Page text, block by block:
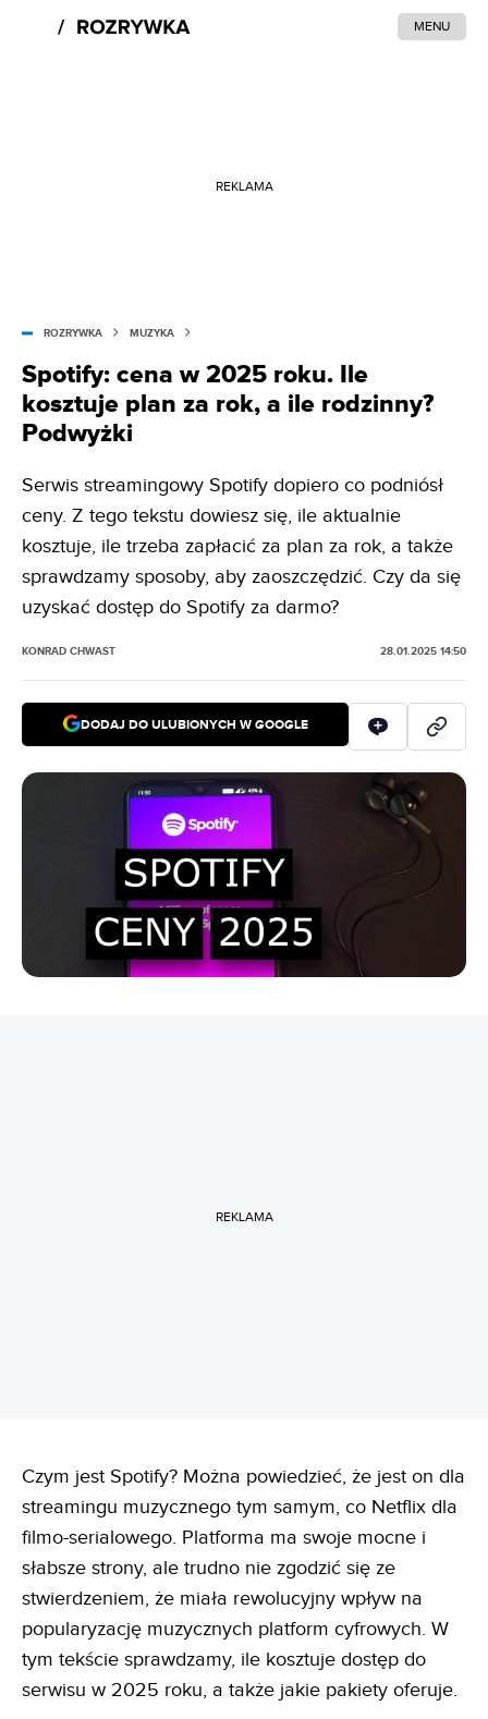
MENU
REKLAMA
ROZRYWKA MUZYKA
Spotify: cena w 2025 roku. Ile
kosztuje plan za rok, a ile rodzinny?
Podwyżki
Serwis streamingowy Spotify dopiero co podniósł
ceny. Z tego tekstu dowiesz się, ile aktualnie
kosztuje, ile trzeba zapłacić za plan za rok, a także
sprawdzamy sposoby, aby zaoszczędzić. Czy da się
uzyskać dostęp do Spotify za darmo?
KONRAD CHWAST 28.01.2025 14:50
DODAJ DO ULUBIONYCH W GOOGLE
REKLAMA
Czym jest Spotify? Można powiedzieć, że jest on dla
streamingu muzycznego tym samym, co Netflix dla
filmo-serialowego. Platforma ma swoje mocne i
słabsze strony, ale trudno nie zgodzić się ze
stwierdzeniem, że miała rewolucyjny wpływ na
popularyzację muzycznych platform cyfrowych. W
tym tekście sprawdzamy, ile kosztuje dostęp do
serwisu w 2025 roku, a także jakie pakiety oferuje.